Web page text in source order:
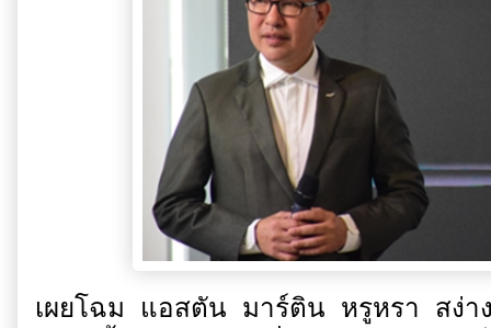
เผยโฉม แอสตัน มาร์ติน หรูหรา สง่า